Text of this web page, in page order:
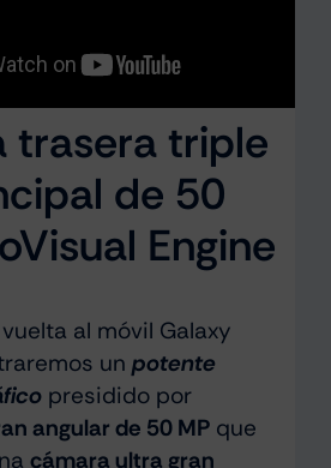
trasera triple
de 50
Engine
al móvil Galaxy
un potente
presidido por
angular de 50 MPque
cámara ultra gran